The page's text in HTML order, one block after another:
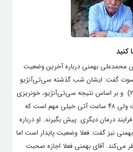
کنید
محمدعلی بهمنی درباره آخرین وضعیت
گفت: ایشان شب گذشته سی‌تی‌آنژیو
شد و بامداد (حدود ساعت ۱ و ۲) و بر اساس نتیجه سی‌تی‌آنژیو، خونریزی
مغزی گسترش پیدا نکرده است ولی ۴۸ ساعت آتی خیلی مهم است که
درمان دیگری پیش بگیرند. او درباره
نیز گفت: فعلا وضعیت پایدار است اما
می‌کند. آقای بهمنی فعلا اجازه صحبت